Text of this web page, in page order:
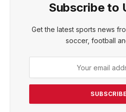
Subscribe to
Get the latest sports news
soccer, football